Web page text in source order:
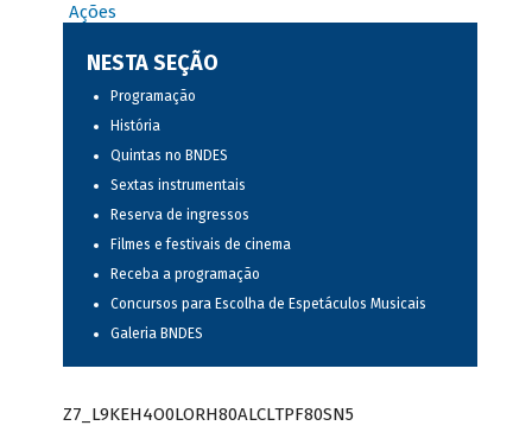
Ações
NESTA SEÇÃO
Programação
História
Quintas no BNDES
Sextas instrumentais
Reserva de ingressos
Filmes e festivais de cinema
Receba a programação
Concursos para Escolha de Espetáculos Musicais
Galeria BNDES
Z7_L9KEH4O0LORH80ALCLTPF80SN5